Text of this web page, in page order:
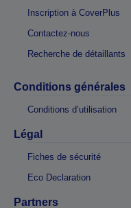
Inscription à CoverPlus
Contactez-nous
Recherche de détaillants
Conditions générales
Conditions d’utilisation
Légal
Fiches de sécurité
Eco Declaration
Partners